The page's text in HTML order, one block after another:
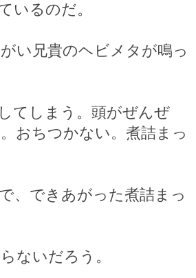
いるのだ。
い兄貴のヘビメタが鳴っ
てしまう。頭がぜんぜ
おちつかない。煮詰まっ
、できあがった煮詰まっ
ないだろう。